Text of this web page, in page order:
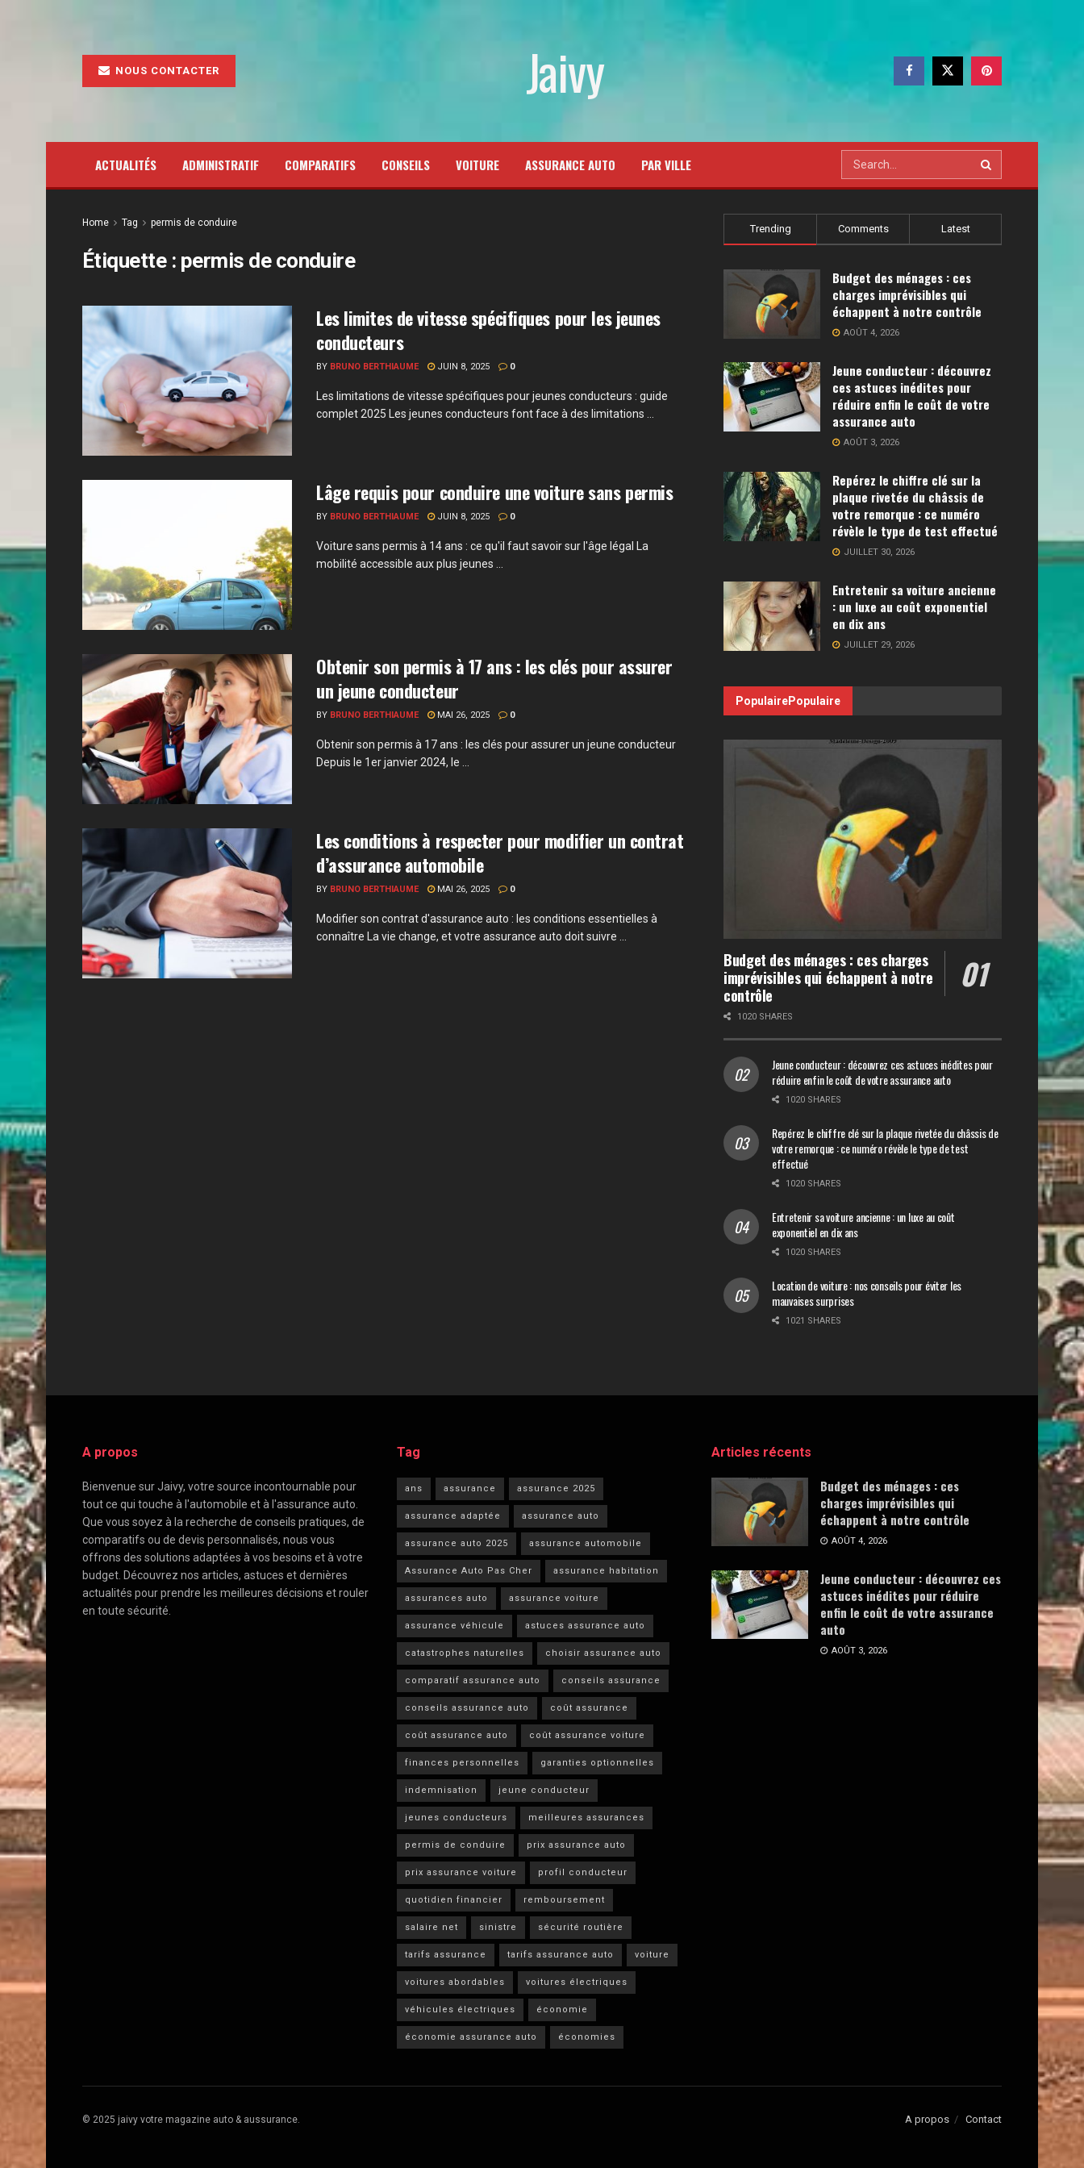
NOUS CONTACTER Jaivy
ACTUALITÉS ADMINISTRATIF COMPARATIFS CONSEILS VOITURE ASSURANCE AUTO PAR VILLE
Home Tag permis de conduire
Étiquette : permis de conduire
Les limites de vitesse spécifiques pour les jeunes
conducteurs
BY BRUNO BERTHIAUME JUIN 8, 2025 0
Les limitations de vitesse spécifiques pour jeunes conducteurs : guide
complet 2025 Les jeunes conducteurs font face à des limitations ...
Lâge requis pour conduire une voiture sans permis
BY BRUNO BERTHIAUME JUIN 8, 2025 0
Voiture sans permis à 14 ans : ce qu'il faut savoir sur l'âge légal La
mobilité accessible aux plus jeunes ...
Obtenir son permis à 17 ans : les clés pour assurer
un jeune conducteur
BY BRUNO BERTHIAUME MAI 26, 2025 0
Obtenir son permis à 17 ans : les clés pour assurer un jeune conducteur
Depuis le 1er janvier 2024, le ...
Les conditions à respecter pour modifier un contrat
d’assurance automobile
BY BRUNO BERTHIAUME MAI 26, 2025 0
Modifier son contrat d'assurance auto : les conditions essentielles à
connaître La vie change, et votre assurance auto doit suivre ...
Trending Comments Latest
Budget des ménages : ces
charges imprévisibles qui
échappent à notre contrôle
AOÛT 4, 2026
Jeune conducteur : découvrez
ces astuces inédites pour
réduire enfin le coût de votre
assurance auto
AOÛT 3, 2026
Repérez le chiffre clé sur la
plaque rivetée du châssis de
votre remorque : ce numéro
révèle le type de test effectué
JUILLET 30, 2026
Entretenir sa voiture ancienne
: un luxe au coût exponentiel
en dix ans
JUILLET 29, 2026
PopulairePopulaire
Budget des ménages : ces charges
imprévisibles qui échappent à notre
contrôle
1020 SHARES
Jeune conducteur : découvrez ces astuces inédites pour
réduire enfin le coût de votre assurance auto
1020 SHARES
Repérez le chiffre clé sur la plaque rivetée du châssis de
votre remorque : ce numéro révèle le type de test
effectué
1020 SHARES
Entretenir sa voiture ancienne : un luxe au coût
exponentiel en dix ans
1020 SHARES
Location de voiture : nos conseils pour éviter les
mauvaises surprises
1021 SHARES
A propos
Bienvenue sur Jaivy, votre source incontournable pour
tout ce qui touche à l'automobile et à l'assurance auto.
Que vous soyez à la recherche de conseils pratiques, de
comparatifs ou de devis personnalisés, nous vous
offrons des solutions adaptées à vos besoins et à votre
budget. Découvrez nos articles, astuces et dernières
actualités pour prendre les meilleures décisions et rouler
en toute sécurité.
Tag
ans assurance assurance 2025
assurance adaptée assurance auto
assurance auto 2025 assurance automobile
Assurance Auto Pas Cher assurance habitation
assurances auto assurance voiture
assurance véhicule astuces assurance auto
catastrophes naturelles choisir assurance auto
comparatif assurance auto conseils assurance
conseils assurance auto coût assurance
coût assurance auto coût assurance voiture
finances personnelles garanties optionnelles
indemnisation jeune conducteur
jeunes conducteurs meilleures assurances
permis de conduire prix assurance auto
prix assurance voiture profil conducteur
quotidien financier remboursement
salaire net sinistre sécurité routière
tarifs assurance tarifs assurance auto voiture
voitures abordables voitures électriques
véhicules électriques économie
économie assurance auto économies
Articles récents
Budget des ménages : ces
charges imprévisibles qui
échappent à notre contrôle
AOÛT 4, 2026
Jeune conducteur : découvrez ces
astuces inédites pour réduire
enfin le coût de votre assurance
auto
AOÛT 3, 2026
A propos Contact
© 2025 jaivy votre magazine auto & aussurance.